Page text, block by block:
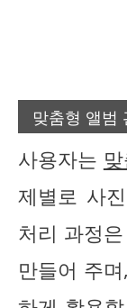
맞춤형 앨범
사용자는
제별로 사
처리 과정
만들어 주